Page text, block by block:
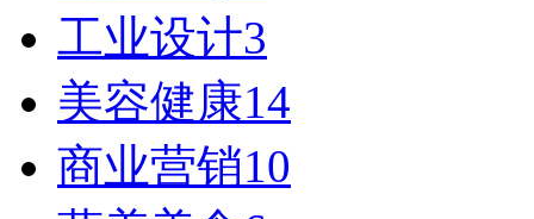
工业设计3
美容健康14
商业营销10